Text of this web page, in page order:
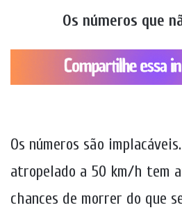
Os números que
Os números são
atropelado a 50 km/h tem
chances de morrer do que